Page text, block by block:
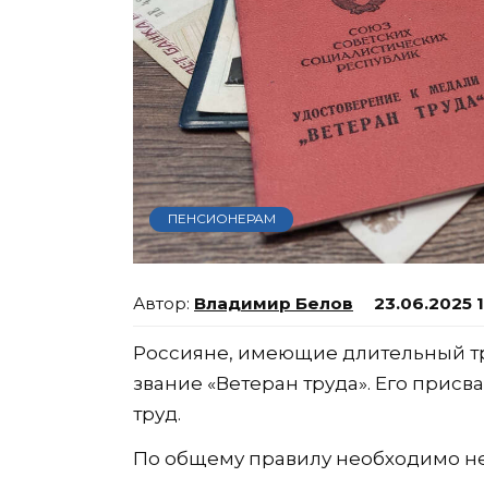
ПЕНСИОНЕРАМ
Владимир Белов 23.06.2025
Россияне, имеющие длительный
звание «Ветеран труда». Его
труд.
По общему правилу необходимо